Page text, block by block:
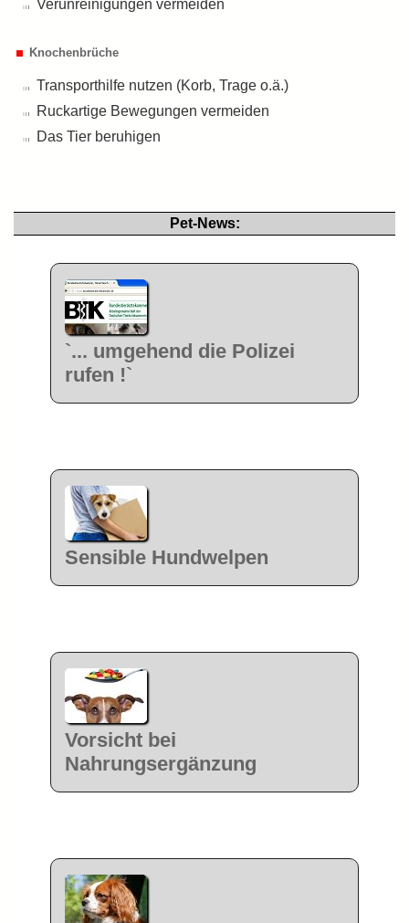
Verunreinigungen vermeiden
Knochenbrüche
Transporthilfe nutzen (Korb, Trage o.ä.)
Ruckartige Bewegungen vermeiden
Das Tier beruhigen
Pet-News:
`... umgehend die Polizei
rufen !`
Sensible Hundwelpen
Vorsicht bei
Nahrungsergänzung